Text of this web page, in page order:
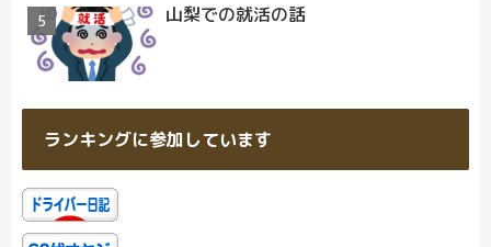
山梨での就活の話
ランキングに参加しています